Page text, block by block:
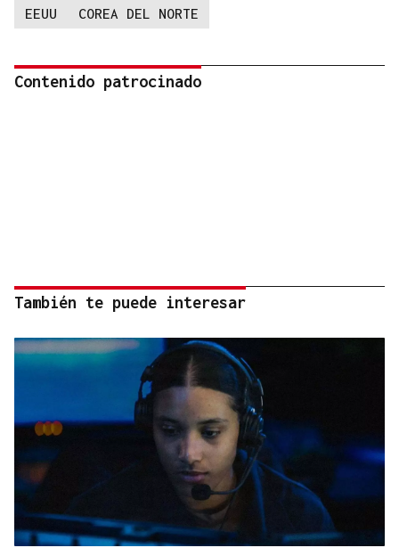
EEUU COREA DEL NORTE
Contenido patrocinado
También te puede interesar